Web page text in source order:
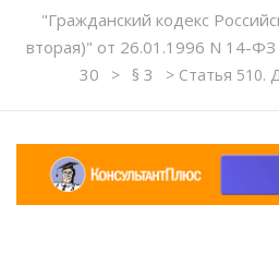
"Гражданский кодекс
вторая)" от 26.01.1996 N 14-ФЗ
30
> § 3 > Статья 510.